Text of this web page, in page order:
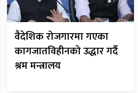
वैदेशिक रोजगारमा गएका
कागजातविहीनको उद्धार गर्दै
श्रम मन्त्रालय